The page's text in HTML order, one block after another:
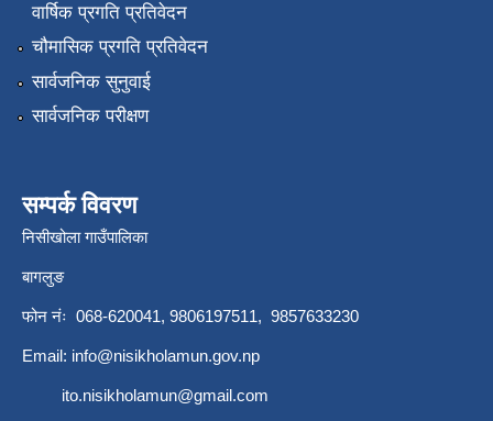
वार्षिक प्रगति प्रतिवेदन
चौमासिक प्रगति प्रतिवेदन
सार्वजनिक सुनुवाई
सार्वजनिक परीक्षण
सम्पर्क विवरण
निसीखोला गाउँपालिका
बागलुङ
फोन नंः 068-620041, 9806197511, 9857633230
Email: info@nisikholamun.gov.np
ito.nisikholamun@gmail.com